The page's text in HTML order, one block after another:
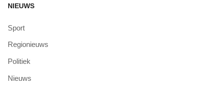
NIEUWS
Sport
Regionieuws
Politiek
Nieuws